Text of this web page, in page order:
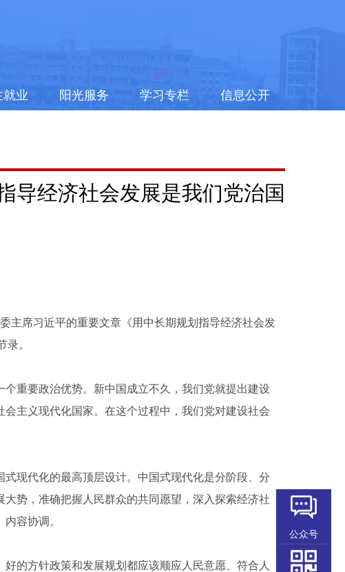
业 阳光服务 学习专栏 信息公开
导经济社会发展是我们党治国
席习近平的重要文章《用中长期规划指导经济社会发
。
重要政治优势。新中国成立不久，我们党就提出建设
主义现代化国家。在这个过程中，我们党对建设社会
现代化的最高顶层设计。中国式现代化是分阶段、分
势，准确把握人民群众的共同愿望，深入探索经济社
容协调。
的方针政策和发展规划都应该顺应人民意愿、符合人
公众号